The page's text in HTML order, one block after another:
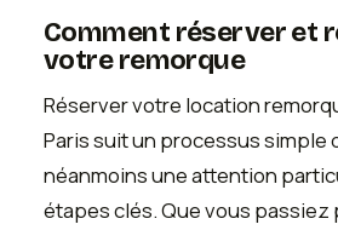
Comment réserver et
votre remorque
Réserver votre location
Paris suit un processus simple
néanmoins une attention
étapes clés. Que vous passiez